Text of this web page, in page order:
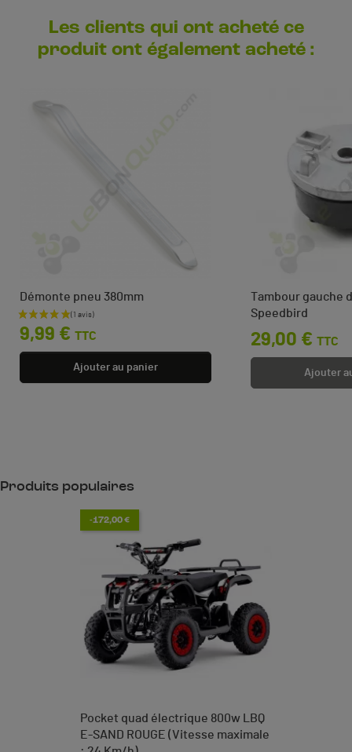
Les clients qui ont acheté ce
produit ont également acheté :
Démonte pneu 380mm
Prix
9,99 € TTC
Ajouter au panier
Tambour gauche
Speedbird
Prix
29,00 € TTC
Ajouter
Produits populaires
-172,00 €
Pocket quad électrique 800w LBQ
E-SAND ROUGE (Vitesse maximale